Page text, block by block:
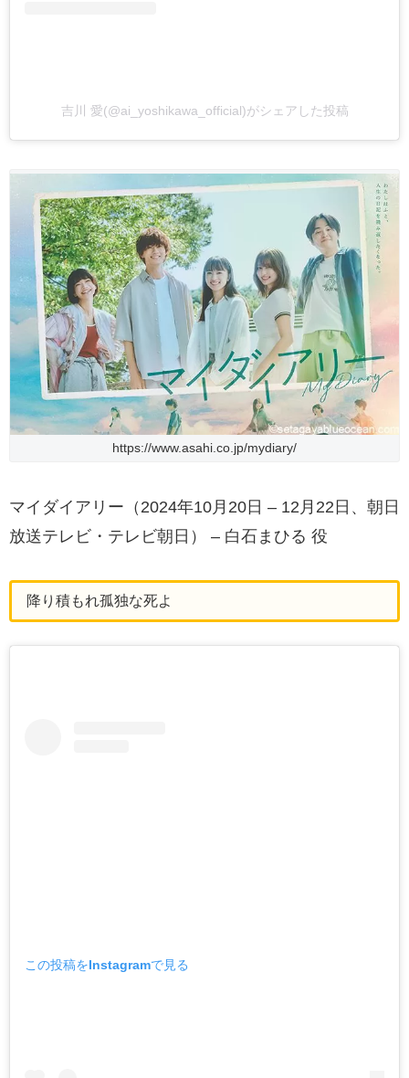
吉川 愛(@ai_yoshikawa_official)がシェアした投稿
https://www.asahi.co.jp/mydiary/
マイダイアリー（2024年10月20日 – 12月22日、朝日
放送テレビ・テレビ朝日） – 白石まひる 役
降り積もれ孤独な死よ
この投稿をInstagramで見る